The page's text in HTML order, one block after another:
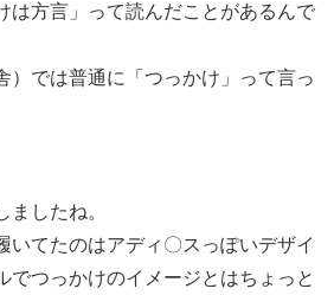
は方言」って読んだことがあるんで
）では普通に「つっかけ」って言っ
ましたね。
いてたのはアディ〇スっぽいデザイ
でつっかけのイメージとはちょっと